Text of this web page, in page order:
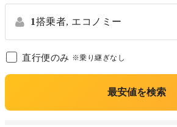
1搭乗者, エコノミー
直行便のみ ※乗り継ぎなし
最安値を検索